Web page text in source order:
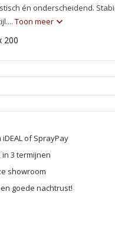
én onderscheidend.
Toon meer
200
of SprayPay
3 termijnen
showroom
goede nachtrust!